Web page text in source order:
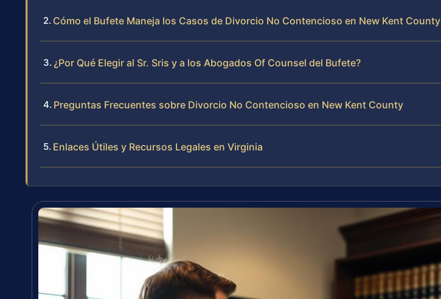
Cómo el Bufete Maneja los Casos de Divorcio No Contencioso en New Kent County
¿Por Qué Elegir al Sr. Sris y a los Abogados Of Counsel del Bufete?
Preguntas Frecuentes sobre Divorcio No Contencioso en New Kent County
Enlaces Útiles y Recursos Legales en Virginia